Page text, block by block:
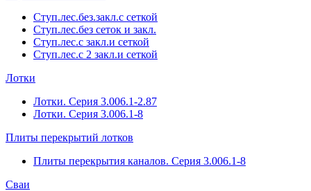
Ступ.лес.без.закл.с сеткой
Ступ.лес.без сеток и закл.
Ступ.лес.с закл.и сеткой
Ступ.лес.с 2 закл.и сеткой
Лотки
Лотки. Серия 3.006.1-2.87
Лотки. Серия 3.006.1-8
Плиты перекрытий лотков
Плиты перекрытия каналов. Серия 3.006.1-8
Сваи